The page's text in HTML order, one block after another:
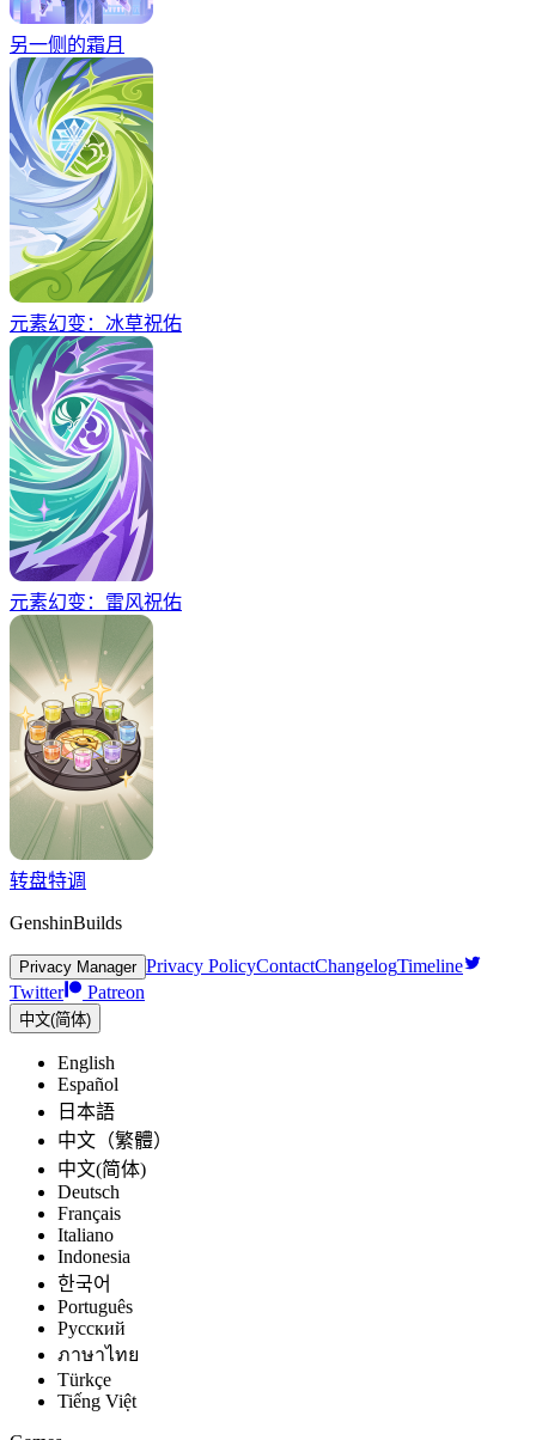
另一侧的霜月
元素幻变：冰草祝佑
元素幻变：雷风祝佑
转盘特调
GenshinBuilds
Privacy Manager Privacy PolicyContactChangelogTimeline
Twitter
Patreon
中文(简体)
English
Español
日本語
中文（繁體）
中文(简体)
Deutsch
Français
Italiano
Indonesia
한국어
Português
Pусский
ภาษาไทย
Türkçe
Tiếng Việt